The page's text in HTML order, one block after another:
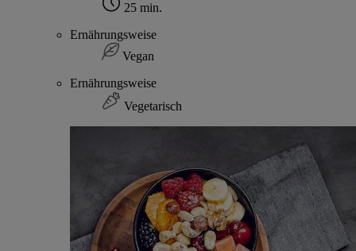
25 min.
Ernährungsweise
Vegan
Ernährungsweise
Vegetarisch